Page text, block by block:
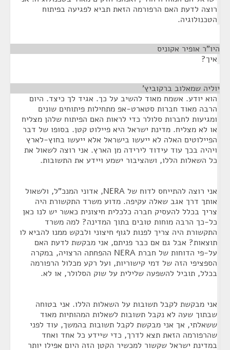
רוצה לדעת האם הרפורמה הזאת תביא לפגיעה בפיתוח
הטכנולוגיה.
היו"ר אופיר אקוניס
איך?
יוליה שמאלוב ברקוביץ'
הוא יודע. אשמח מאוד להשיב על כך. אגיד לך כיצד. היום
הרבה מאוד חברות סטארט-אפ מתחילות פיתוחים שונים
ומגיעות לחברות סלולר כדי לראות האם הפיתוח שלהן מצליח
או לא מצליח. מדינת ישראל היא פיילוט קטן. בסופו של דבר
הפיילוטים האלה לא ייעשו בישראל אלא ייעשו בחוץ-לארץ
ויהיה בכך עוד עידוד לירידה מן הארץ. אני רוצה לשאול את
כל השאלות הללו, ושהציבור ישמע ויידע את התשובות.
אני רוצה להתייחס לדוח של NERA, אדוני המנכ"ל, ולשאול
אותך דרך אגב שאלה עקיפה. מדוע משרד התקשורת היה
צריך בכלל להעסיק חברה כלכלית חיצונית כאשר יש לנו כאן
כל-כך הרבה מוחות טובים בתוך המדינה? למה משרד
התקשורת היה צריך לפנות לגוף חיצוני ולבקש ממנו להביא לו
תוצאות? אבל גם אם כבר פניתם, אני מבקשת לדעת האם
על-פי הדוחות של חברת NERA ההפחתה הרצויה, במקרה
הספציפי הזה של דמי קישוריות, ועל רקע מכלול הרפורמה
בכלל, תוביל להשפעה שלילית על שוק הסלולר, או לא.
אני מבקשת לקבל תשובות על השאלות הללו. אני בטוחה
שבתוך שעה לא נקבל תשובות לשאלות המהותיות מאוד
ששאלתי, אך אני מבקשת לקבל תשובות בהמשך, עוד לפני
שהרפורמה הזאת תצא לדרך, כדי שיידע כל אחד ואחד
במדינת ישראל שקשור למכשיר הקטן הזה היום אפילו יותר